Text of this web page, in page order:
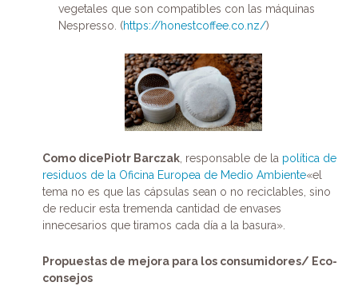
vegetales que son compatibles con las máquinas
Nespresso. (https://honestcoffee.co.nz/)
Como dicePiotr Barczak, responsable de la política de
residuos de la Oficina Europea de Medio Ambiente«el
tema no es que las cápsulas sean o no reciclables, sino
de reducir esta tremenda cantidad de envases
innecesarios que tiramos cada día a la basura».
Propuestas de mejora para los consumidores/ Eco-
consejos